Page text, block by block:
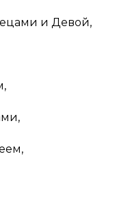
и Девой,